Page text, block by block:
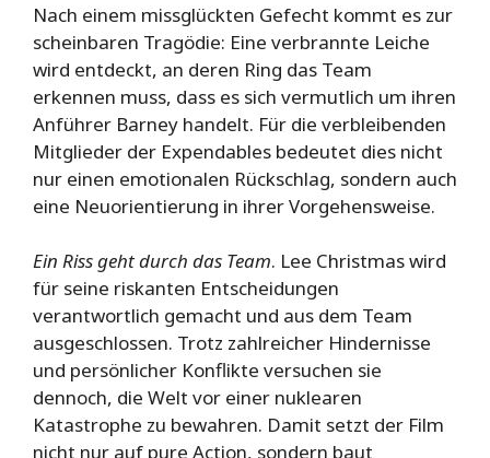
Nach einem missglückten Gefecht kommt es zur
scheinbaren Tragödie: Eine verbrannte Leiche
wird entdeckt, an deren Ring das Team
erkennen muss, dass es sich vermutlich um ihren
Anführer Barney handelt. Für die verbleibenden
Mitglieder der Expendables bedeutet dies nicht
nur einen emotionalen Rückschlag, sondern auch
eine Neuorientierung in ihrer Vorgehensweise.
Ein Riss geht durch das Team. Lee Christmas wird
für seine riskanten Entscheidungen
verantwortlich gemacht und aus dem Team
ausgeschlossen. Trotz zahlreicher Hindernisse
und persönlicher Konflikte versuchen sie
dennoch, die Welt vor einer nuklearen
Katastrophe zu bewahren. Damit setzt der Film
nicht nur auf pure Action, sondern baut